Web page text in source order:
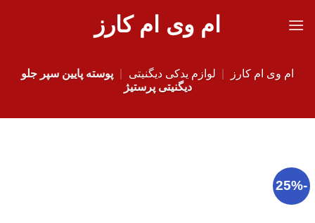
ام وی ام کارز
ام وی ام کارز لوازم یدکی دیگنیتی
پوسته پایین سپر جلو
دیگنیتی پرستیژ
-25%